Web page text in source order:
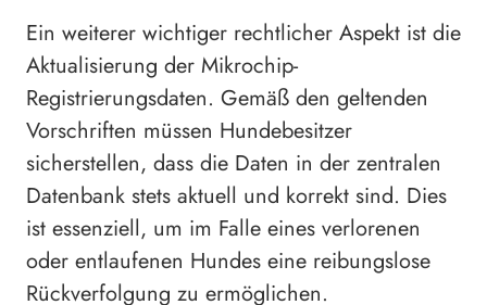
Ein weiterer wichtiger rechtlicher Aspekt ist die
Aktualisierung der Mikrochip-
Registrierungsdaten. Gemäß den geltenden
Vorschriften müssen Hundebesitzer
sicherstellen, dass die Daten in der zentralen
Datenbank stets aktuell und korrekt sind. Dies
ist essenziell, um im Falle eines verlorenen
oder entlaufenen Hundes eine reibungslose
Rückverfolgung zu ermöglichen.